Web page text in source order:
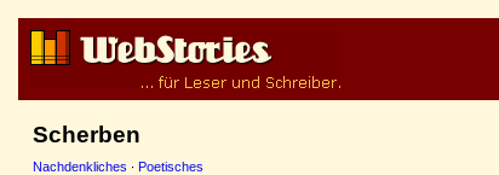
Scherben
Nachdenkliches · Poetisches